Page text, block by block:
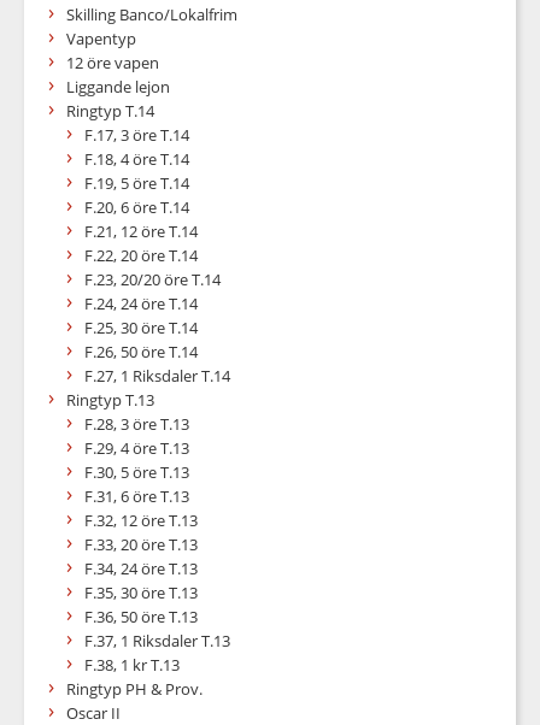
Skilling Banco/Lokalfrim
Vapentyp
12 öre vapen
Liggande lejon
Ringtyp T.14
F.17, 3 öre T.14
F.18, 4 öre T.14
F.19, 5 öre T.14
F.20, 6 öre T.14
F.21, 12 öre T.14
F.22, 20 öre T.14
F.23, 20/20 öre T.14
F.24, 24 öre T.14
F.25, 30 öre T.14
F.26, 50 öre T.14
F.27, 1 Riksdaler T.14
Ringtyp T.13
F.28, 3 öre T.13
F.29, 4 öre T.13
F.30, 5 öre T.13
F.31, 6 öre T.13
F.32, 12 öre T.13
F.33, 20 öre T.13
F.34, 24 öre T.13
F.35, 30 öre T.13
F.36, 50 öre T.13
F.37, 1 Riksdaler T.13
F.38, 1 kr T.13
Ringtyp PH & Prov.
Oscar II